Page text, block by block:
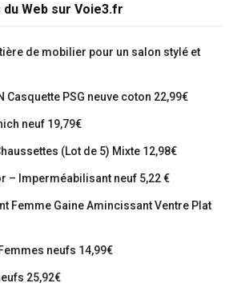
Web sur Voie3.fr
de mobilier pour un salon stylé et
Casquette PSG neuve coton 22,99€
neuf 19,79€
(Lot de 5) Mixte 12,98€
– Imperméabilisant neuf 5,22 €
Femme Gaine Amincissant Ventre Plat
neufs 14,99€
25,92€